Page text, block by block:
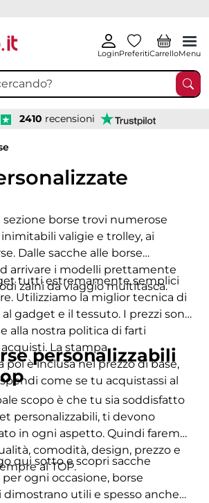
LoginPreferitiCarrelloMenu
2410 recensioni
borse trovi numerose
valigie e trolley, ai
Dalle sacche alle borse
arrivare i modelli prettamente
zaini da viaggio multitasca.
tutti estremamente semplici
Utilizziamo la miglior tecnica di
gadget e il tessuto. I prezzi sono
alla nostra politica di farti
La stampa
è inclusa nel prezzo di base,
come se tu acquistassi al
personalizzabili
scopo è che tu sia soddisfatto
personalizzabili, ti devono
in ogni aspetto. Quindi faremo
comodità, design, prezzo e
al TOP.
qui sotto e scopri sacche
ogni occasione, borse
utili e spesso anche